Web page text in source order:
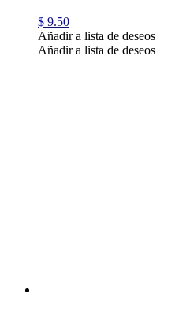
$ 9.50
Añadir a lista de deseos
Añadir a lista de deseos